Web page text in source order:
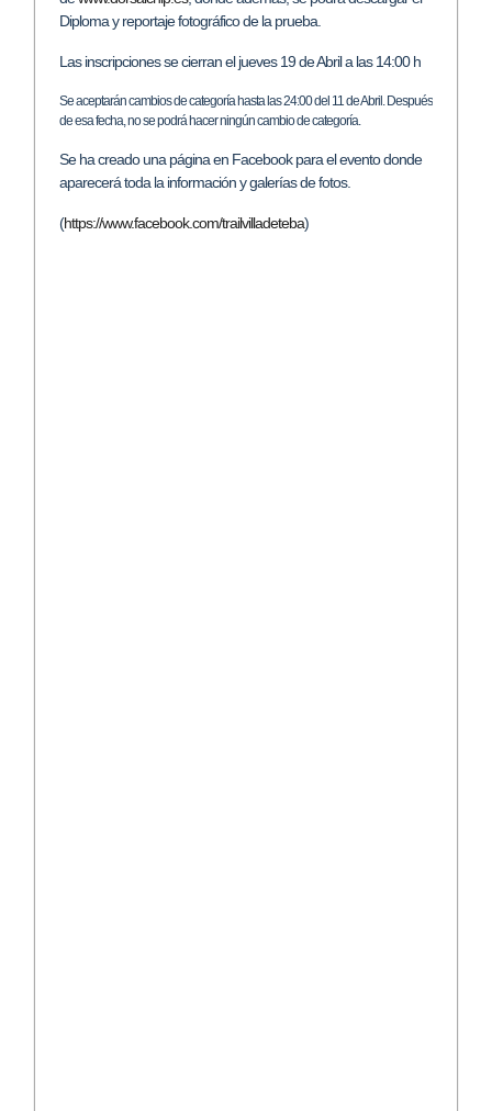
Diploma y reportaje fotográfico de la prueba.
Las inscripciones se cierran el jueves 19 de Abril a las 14:00 h
Se aceptarán cambios de categoría hasta las 24:00 del 11 de Abril. Después
de esa fecha, no se podrá hacer ningún cambio de categoría.
Se ha creado una página en Facebook para el evento donde
aparecerá toda la información y galerías de fotos.
(https://www.facebook.com/trailvilladeteba)